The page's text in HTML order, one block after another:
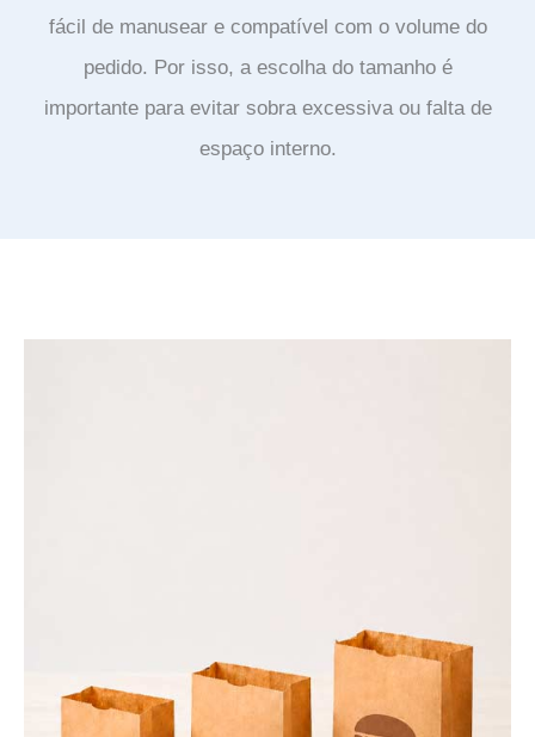
fácil de manusear e compatível com o volume do
pedido. Por isso, a escolha do tamanho é
importante para evitar sobra excessiva ou falta de
espaço interno.